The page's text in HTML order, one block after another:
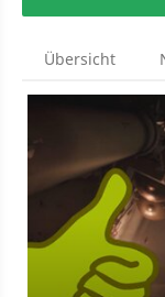
Übersicht